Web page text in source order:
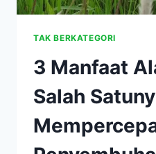
TAK BERKATEGORI
3 Manfaat
Salah